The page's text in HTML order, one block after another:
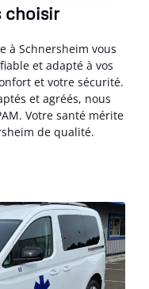
choisir
à Schnersheim vous
et adapté à vos
et votre sécurité.
et agréés, nous
Votre santé mérite
de qualité.